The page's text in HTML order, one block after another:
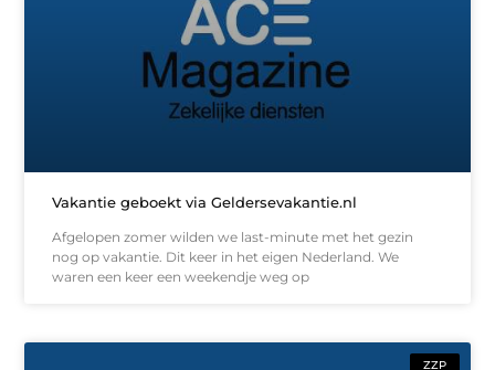
Vakantie geboekt via Geldersevakantie.nl
Afgelopen zomer wilden we last-minute met het gezin
nog op vakantie. Dit keer in het eigen Nederland. We
waren een keer een weekendje weg op
ZZP